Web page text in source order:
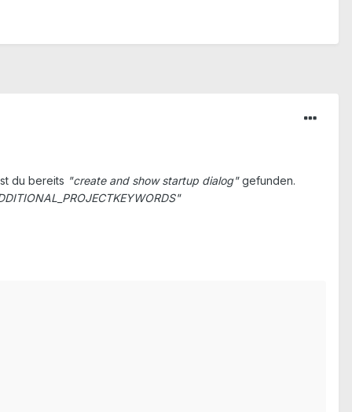
du bereits "create and show startup dialog"gefunden.